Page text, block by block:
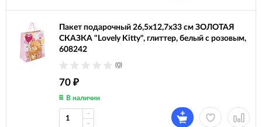
Пакет подарочный 26,5x12,7x33 см ЗОЛОТАЯ
СКАЗКА "Lovely Kitty", глиттер, белый с розовым,
608242
(0)
70 ₽
В наличии